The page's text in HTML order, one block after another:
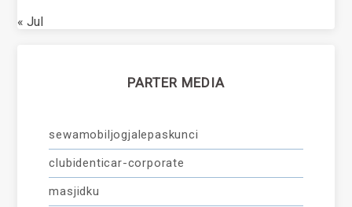
« Jul
PARTER MEDIA
sewamobiljogjalepaskunci
clubidenticar-corporate
masjidku